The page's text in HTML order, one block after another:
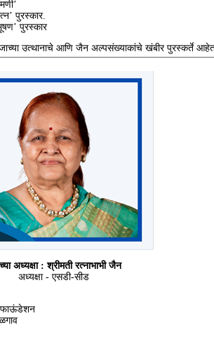
पुरस्कार.
पुरस्कार
उत्थानाचे आणि जैन अल्पसंख्याकांचे खंबीर पुरस्कर्ते
अध्यक्षा : श्रीमती रत्नाभाभी जैन
अध्यक्षा - एसडी-सीड
फाऊंडेशन